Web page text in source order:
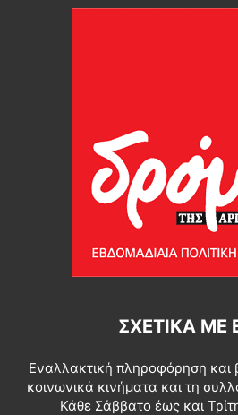
ΣΧΕΤΙΚΆ ΜΕ
Εναλλακτική πληροφόρηση και
κοινωνικά κινήματα και τη
Κάθε Σάββατο έως και